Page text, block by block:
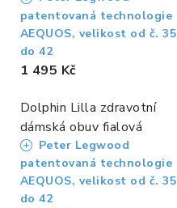
patentovaná technologie
AEQUOS, velikost od č. 35
do 42
1 495 Kč
Dolphin Lilla zdravotní
dámská obuv fialová
Peter Legwood
patentovaná technologie
AEQUOS, velikost od č. 35
do 42